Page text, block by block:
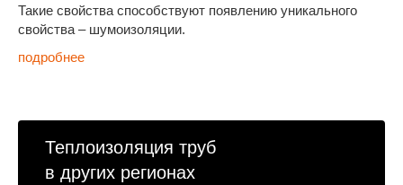
Такие свойства способствуют появлению уникального
свойства – шумоизоляции.
подробнее
Теплоизоляция труб
в других регионах